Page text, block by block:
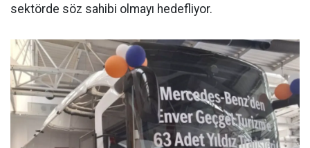
sektörde söz sahibi olmayı hedefliyor.